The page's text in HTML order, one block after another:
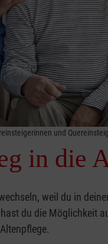
und
in die
weil du in
du die Möglichkeit